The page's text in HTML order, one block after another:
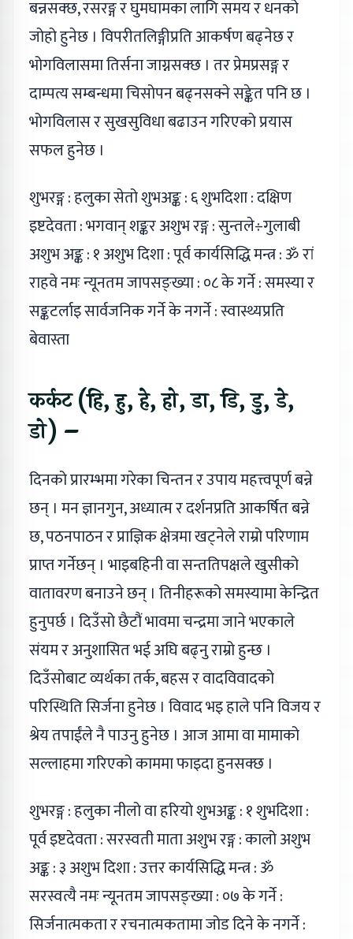
बन्नसक्छ, रसरङ्ग र घुमघामका लागि समय र धनको
जोहो हुनेछ । विपरीतलिङ्गीप्रति आकर्षण बढ्नेछ र
भोगविलासमा तिर्सना जाग्नसक्छ । तर प्रेमप्रसङ्ग र
दाम्पत्य सम्बन्धमा चिसोपन बढ्नसक्ने सङ्केत पनि छ ।
भोगविलास र सुखसुविधा बढाउन गरिएको प्रयास
सफल हुनेछ ।
शुभरङ्ग : हलुका सेतो शुभअङ्क : ६ शुभदिशा : दक्षिण
इष्टदेवता : भगवान् शङ्कर अशुभ रङ्ग : सुन्तले÷गुलाबी
अशुभ अङ्क : १ अशुभ दिशा : पूर्व कार्यसिद्धि मन्त्र : ॐ रां
राहवे नमः न्यूनतम जापसङ्ख्या : ०८ के गर्ने : समस्या र
सङ्कटर्लाइ सार्वजनिक गर्ने के नगर्ने : स्वास्थ्यप्रति
बेवास्ता
कर्कट (हि, हु, हे, हो, डा, डि, डु, डे,
डो) –
दिनको प्रारम्भमा गरेका चिन्तन र उपाय महत्त्वपूर्ण बन्ने
छन् । मन ज्ञानगुन, अध्यात्म र दर्शनप्रति आकर्षित बन्ने
छ, पठनपाठन र प्राज्ञिक क्षेत्रमा खट्नेले राम्रो परिणाम
प्राप्त गर्नेछन् । भाइबहिनी वा सन्ततिपक्षले खुसीको
वातावरण बनाउने छन् । तिनीहरूको समस्यामा केन्द्रित
हुनुपर्छ । दिउँसो छैटौं भावमा चन्द्रमा जाने भएकाले
संयम र अनुशासित भई अघि बढ्नु राम्रो हुन्छ ।
दिउँसोबाट व्यर्थका तर्क, बहस र वादविवादको
परिस्थिति सिर्जना हुनेछ । विवाद भइ हाले पनि विजय र
श्रेय तपाईंले नै पाउनु हुनेछ । आज आमा वा मामाको
सल्लाहमा गरिएको काममा फाइदा हुनसक्छ ।
शुभरङ्ग : हलुका नीलो वा हरियो शुभअङ्क : १ शुभदिशा :
पूर्व इष्टदेवता : सरस्वती माता अशुभ रङ्ग : कालो अशुभ
अङ्क : ३ अशुभ दिशा : उत्तर कार्यसिद्धि मन्त्र : ॐ
सरस्वत्यै नमः न्यूनतम जापसङ्ख्या : ०७ के गर्ने :
सिर्जनात्मकता र रचनात्मकतामा जोड दिने के नगर्ने :